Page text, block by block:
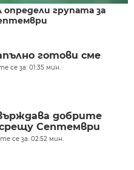
групата за
готови сме
се за: 01:35 мин.
добрите
Септември
се за: 02:52 мин.